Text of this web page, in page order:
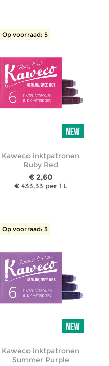
Op voorraad: 5
Kaweco inktpatronen
Ruby Red
€ 2,60
€ 433,33 per 1 L
Op voorraad: 3
Kaweco inktpatronen
Summer Purple